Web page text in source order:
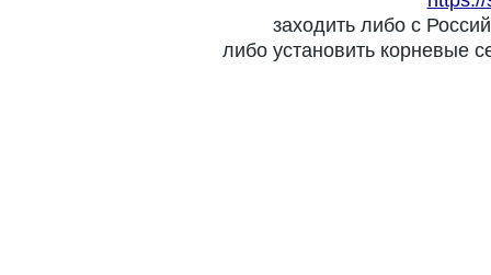
заходить либо с
либо установить корневые